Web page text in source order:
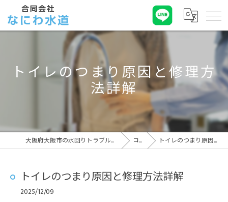
トイレのつまり原因と修理方
法詳解
大阪府大阪市の水回りトラブルなら合同会社なにわ水道 コラム トイレのつまり原因と修理方法詳解
トイレのつまり原因と修理方法詳解
2025/12/09